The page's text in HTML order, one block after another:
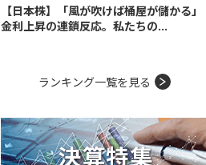
【日本株】「風が吹けば桶屋が儲かる」
金利上昇の連鎖反応。私たちの...
ランキング一覧を見る